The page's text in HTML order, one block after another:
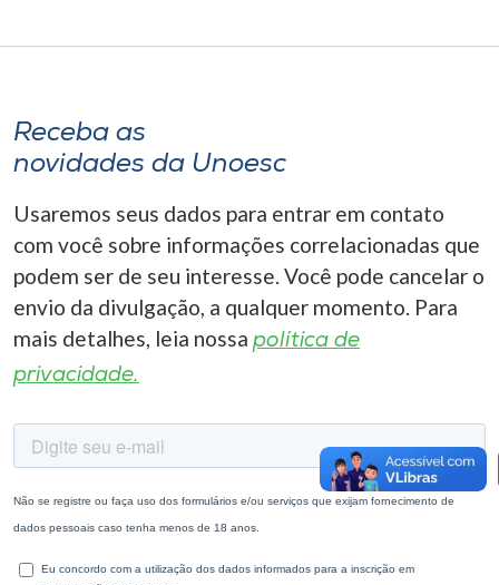
A+
Receba as
novidades da Unoesc
Usaremos seus dados para entrar em contato
com você sobre informações correlacionadas que
podem ser de seu interesse. Você pode cancelar o
envio da divulgação, a qualquer momento. Para
mais detalhes, leia nossa política de
privacidade.